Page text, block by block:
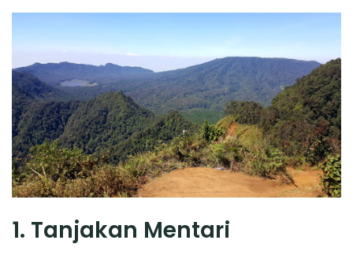
1. Tanjakan Mentari